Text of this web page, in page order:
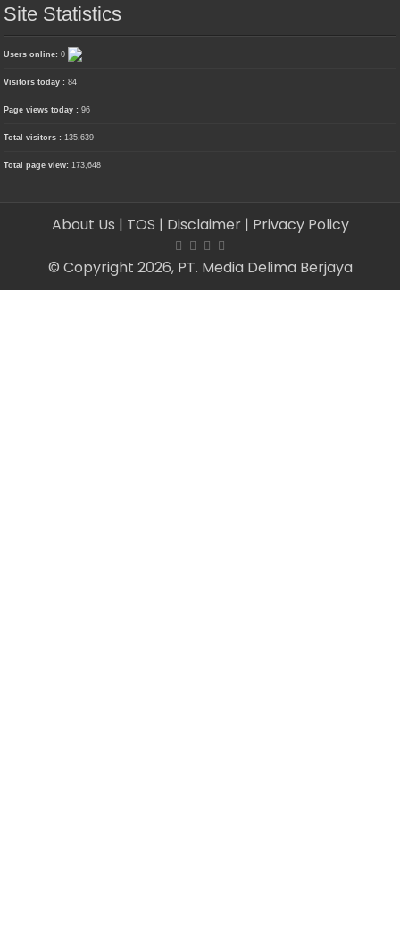
Site Statistics
Users online:0
Visitors today :84
Page views today :96
Total visitors : 135,639
Total page view: 173,648
About Us | TOS | Disclaimer | Privacy Policy
© Copyright 2026, PT. Media Delima Berjaya